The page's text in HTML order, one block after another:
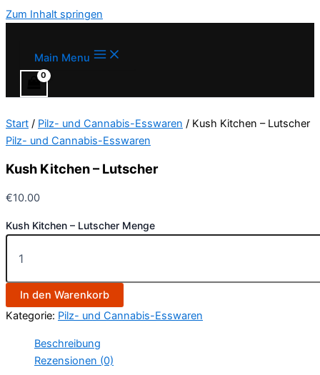
Zum Inhalt springen
Main Menu
Start / Pilz- und Cannabis-Esswaren / Kush Kitchen – Lutscher
Pilz- und Cannabis-Esswaren
Kush Kitchen – Lutscher
€10.00
Kush Kitchen – Lutscher Menge
In den Warenkorb
Kategorie: Pilz- und Cannabis-Esswaren
Beschreibung
Rezensionen (0)